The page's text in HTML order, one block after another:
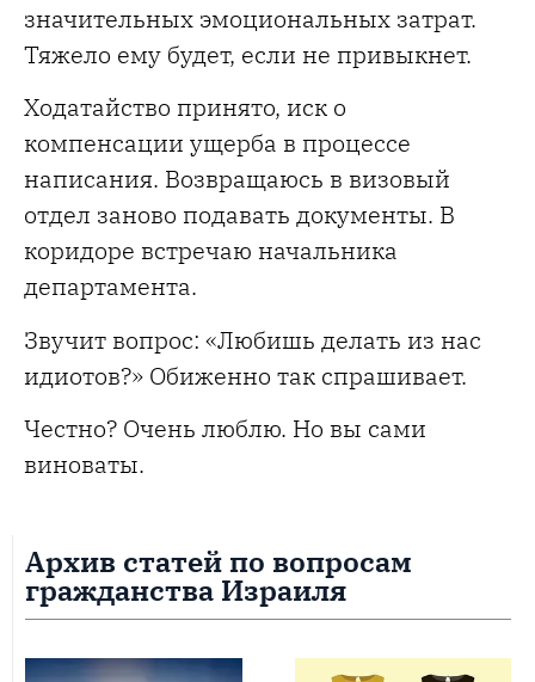
значительных эмоциональных затрат.
Тяжело ему будет, если не привыкнет.
Ходатайство принято, иск о
компенсации ущерба в процессе
написания. Возвращаюсь в визовый
отдел заново подавать документы. В
коридоре встречаю начальника
департамента.
Звучит вопрос: «Любишь делать из нас
идиотов?» Обиженно так спрашивает.
Честно? Очень люблю. Но вы сами
виноваты.
Архив статей по вопросам
гражданства Израиля